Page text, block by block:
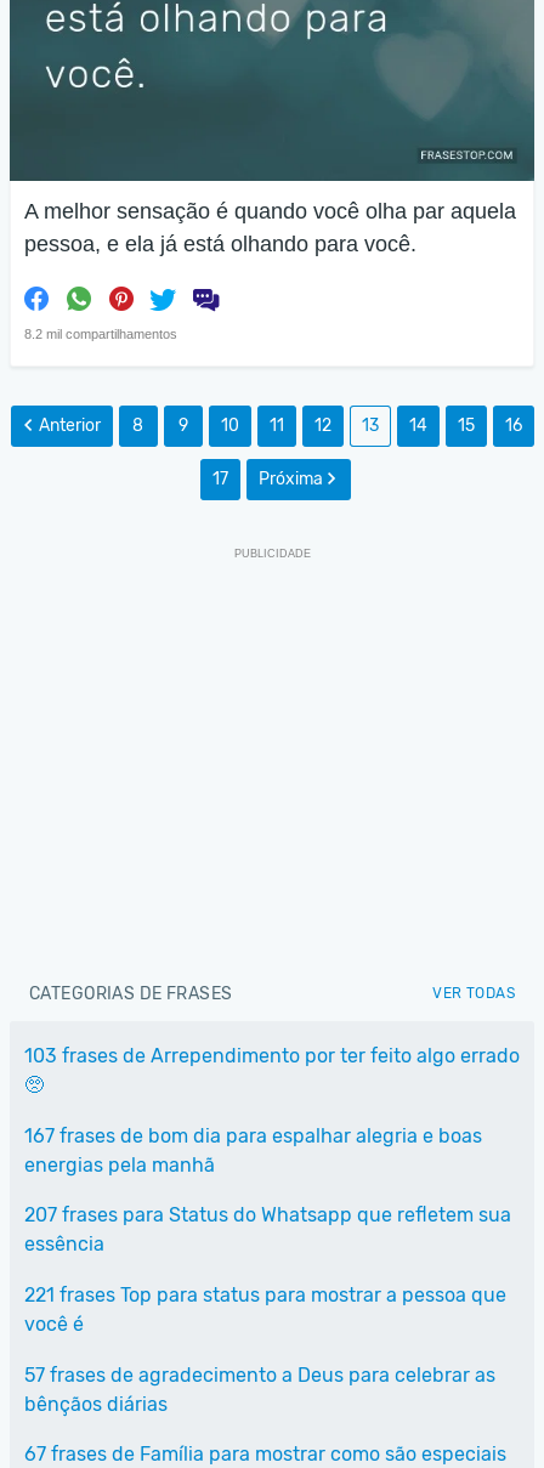
A melhor sensação é quando você olha par aquela
pessoa, e ela já está olhando para você.
8.2 mil compartilhamentos
Anterior 8 9 10 11 12 13 14 15 16
17 Próxima
CATEGORIAS DE FRASES VER TODAS
103 frases de Arrependimento por ter feito algo errado
🥺
167 frases de bom dia para espalhar alegria e boas
energias pela manhã
207 frases para Status do Whatsapp que refletem sua
essência
221 frases Top para status para mostrar a pessoa que
você é
57 frases de agradecimento a Deus para celebrar as
bênçãos diárias
67 frases de Família para mostrar como são especiais